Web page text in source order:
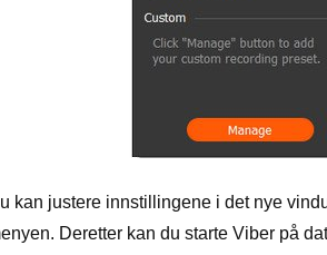
kan justere innstillingene i det nye
Deretter kan du starte Viber på